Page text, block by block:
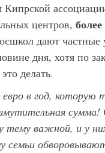
центров,
дают частные
дня, хотя по
делать.
в год, которую
сумма!
важной, и у
семьи